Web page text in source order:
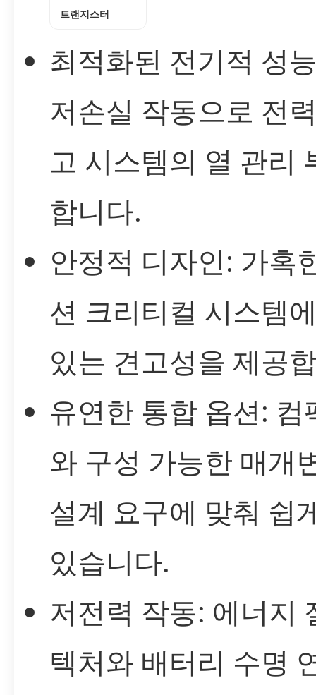
트랜지스터
최적화된 전기적 성
저손실 작동으로 전
고 시스템의 열 관리
합니다.
안정적 디자인: 가혹
션 크리티컬 시스템
있는 견고성을 제공
유연한 통합 옵션: 컴
와 구성 가능한 매개
설계 요구에 맞춰 쉽
있습니다.
저전력 작동: 에너지
텍처와 배터리 수명